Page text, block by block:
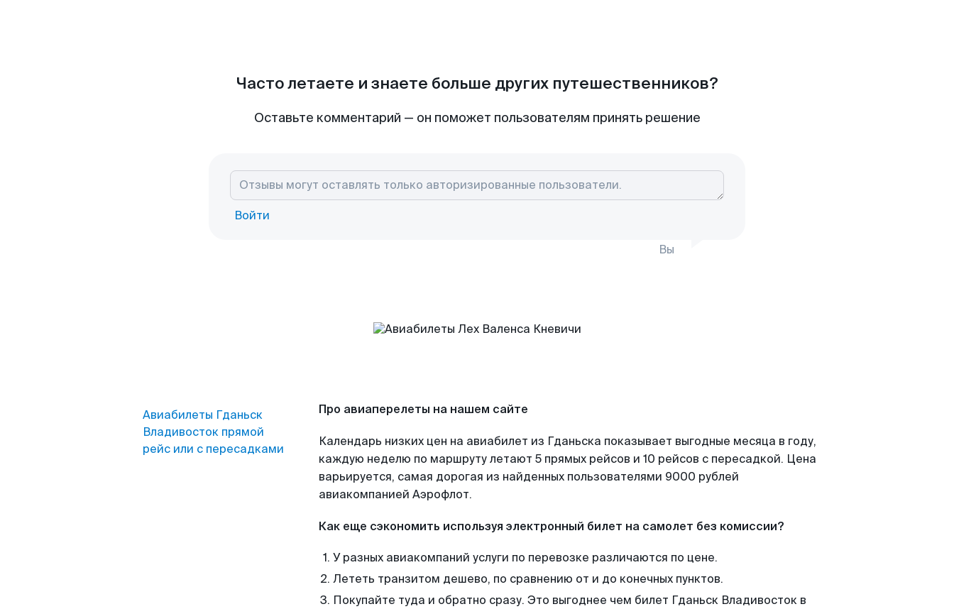
Часто летаете и знаете больше других путешественников?
Оставьте комментарий — он поможет пользователям принять решение
Войти
Вы
Авиабилеты Гданьск
Владивосток прямой
рейс или с пересадками
Про авиаперелеты на нашем сайте
Календарь низких цен на авиабилет из Гданьска показывает выгодные месяца в году,
каждую неделю по маршруту летают 5 прямых рейсов и 10 рейсов с пересадкой. Цена
варьируется, самая дорогая из найденных пользователями 9000 рублей
авиакомпанией Аэрофлот.
Как еще сэкономить используя электронный билет на самолет без комиссии?
У разных авиакомпаний услуги по перевозке различаются по цене.
Лететь транзитом дешево, по сравнению от и до конечных пунктов.
Покупайте туда и обратно сразу. Это выгоднее чем билет Гданьск Владивосток в